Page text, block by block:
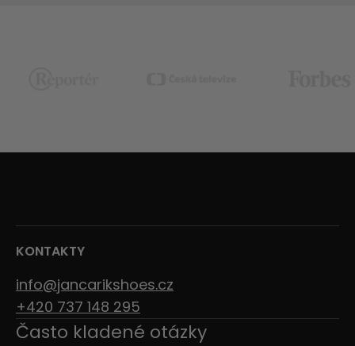
KONTAKTY
info@jancarikshoes.cz
+420 737 148 295
Často kladené otázky